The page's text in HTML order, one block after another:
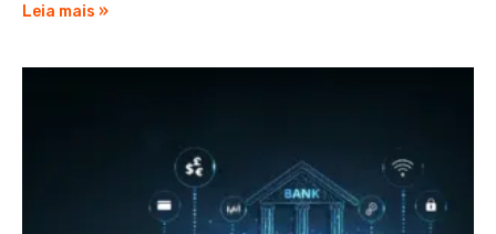
Leia mais »